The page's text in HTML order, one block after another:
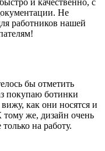
Не
работников нашей
бы отметить
покупаю ботинки
как они носятся и
тому же, дизайн очень
на работу.